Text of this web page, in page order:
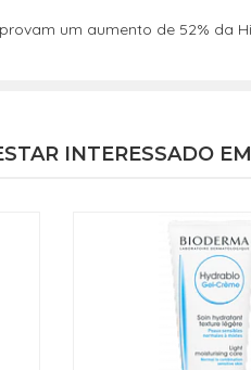
um aumento de 52% da
INTERESSADO EM